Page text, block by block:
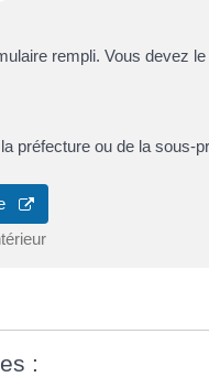
rempli. Vous devez
préfecture ou de la sous-
: